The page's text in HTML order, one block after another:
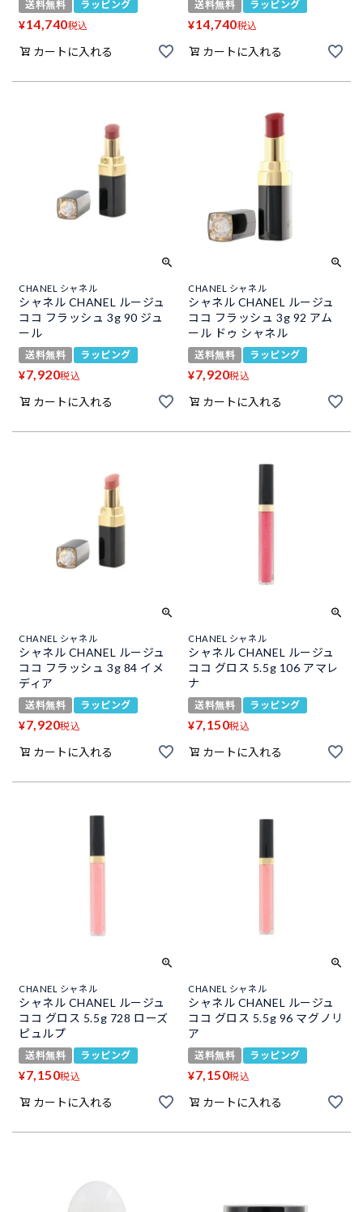
送料無料 ラッピング
¥14,740税込
カートに入れる
送料無料 ラッピング
¥14,740税込
カートに入れる
CHANEL シャネル
シャネル CHANEL ルージュ
ココ フラッシュ 3g 90 ジュ
ール
送料無料 ラッピング
¥7,920税込
カートに入れる
CHANEL シャネル
シャネル CHANEL ルージュ
ココ フラッシュ 3g 92 アム
ール ドゥ シャネル
送料無料 ラッピング
¥7,920税込
カートに入れる
CHANEL シャネル
シャネル CHANEL ルージュ
ココ フラッシュ 3g 84 イメ
ディア
送料無料 ラッピング
¥7,920税込
カートに入れる
CHANEL シャネル
シャネル CHANEL ルージュ
ココ グロス 5.5g 106 アマレ
ナ
送料無料 ラッピング
¥7,150税込
カートに入れる
CHANEL シャネル
シャネル CHANEL ルージュ
ココ グロス 5.5g 728 ローズ
ピュルプ
送料無料 ラッピング
¥7,150税込
カートに入れる
CHANEL シャネル
シャネル CHANEL ルージュ
ココ グロス 5.5g 96 マグノリ
ア
送料無料 ラッピング
¥7,150税込
カートに入れる